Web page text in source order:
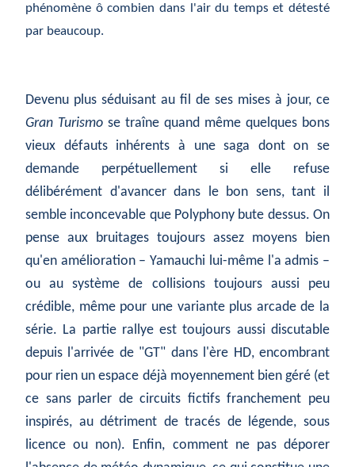
phénomène ô combien dans l'air du temps et détesté
par beaucoup.
Devenu plus séduisant au fil de ses mises à jour, ce
Gran Turismo se traîne quand même quelques bons
vieux défauts inhérents à une saga dont on se
demande perpétuellement si elle refuse
délibérément d'avancer dans le bon sens, tant il
semble inconcevable que Polyphony bute dessus. On
pense aux bruitages toujours assez moyens bien
qu'en amélioration – Yamauchi lui-même l'a admis –
ou au système de collisions toujours aussi peu
crédible, même pour une variante plus arcade de la
série. La partie rallye est toujours aussi discutable
depuis l'arrivée de "GT" dans l'ère HD, encombrant
pour rien un espace déjà moyennement bien géré (et
ce sans parler de circuits fictifs franchement peu
inspirés, au détriment de tracés de légende, sous
licence ou non). Enfin, comment ne pas déporer